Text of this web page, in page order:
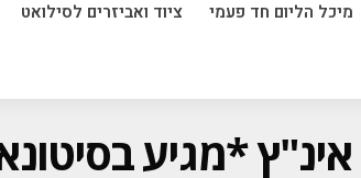
מיכל הליום חד פעמי ציוד ואביזרים לסילואט